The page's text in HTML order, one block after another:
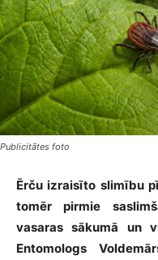
Publicitātes foto
Ērču izraisīto slimību
tomēr pirmie
vasaras sākumā un
Entomologs